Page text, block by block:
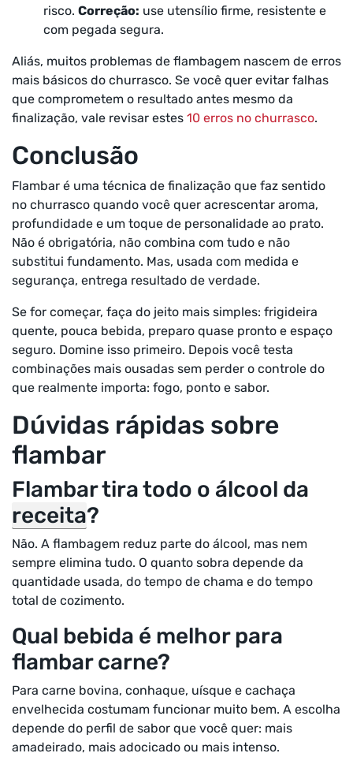
risco. Correção: use utensílio firme, resistente e
com pegada segura.
Aliás, muitos problemas de flambagem nascem de erros
mais básicos do churrasco. Se você quer evitar falhas
que comprometem o resultado antes mesmo da
finalização, vale revisar estes 10 erros no churrasco.
Conclusão
Flambar é uma técnica de finalização que faz sentido
no churrasco quando você quer acrescentar aroma,
profundidade e um toque de personalidade ao prato.
Não é obrigatória, não combina com tudo e não
substitui fundamento. Mas, usada com medida e
segurança, entrega resultado de verdade.
Se for começar, faça do jeito mais simples: frigideira
quente, pouca bebida, preparo quase pronto e espaço
seguro. Domine isso primeiro. Depois você testa
combinações mais ousadas sem perder o controle do
que realmente importa: fogo, ponto e sabor.
Dúvidas rápidas sobre
flambar
Flambar tira todo o álcool da
receita?
Não. A flambagem reduz parte do álcool, mas nem
sempre elimina tudo. O quanto sobra depende da
quantidade usada, do tempo de chama e do tempo
total de cozimento.
Qual bebida é melhor para
flambar carne?
Para carne bovina, conhaque, uísque e cachaça
envelhecida costumam funcionar muito bem. A escolha
depende do perfil de sabor que você quer: mais
amadeirado, mais adocicado ou mais intenso.